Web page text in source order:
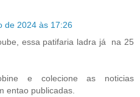
de 2024 às 17:26
essa patifaria ladra já na 25
e colecione as noticias
entao publicadas.